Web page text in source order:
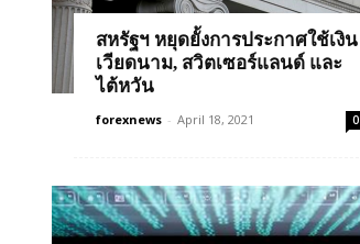
สหรัฐฯ หยุดยั้งการประกาศใช้เงิน
เวียดนาม, สวิตเซอร์แลนด์ และ
ไต้หวัน
forexnews - April 18, 2021 0